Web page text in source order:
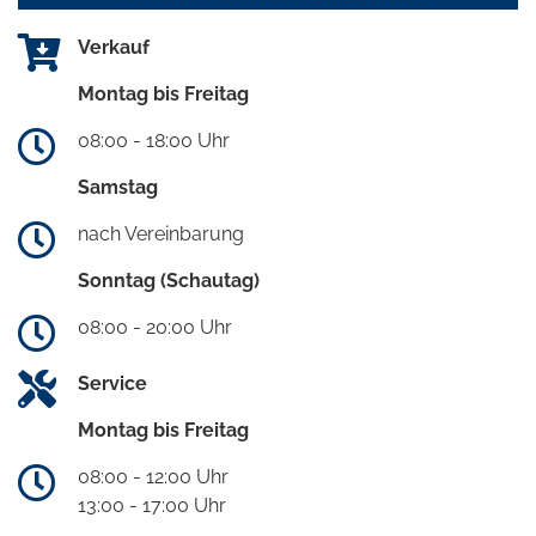
Verkauf
Montag bis Freitag
08:00 - 18:00 Uhr
Samstag
nach Vereinbarung
Sonntag (Schautag)
08:00 - 20:00 Uhr
Service
Montag bis Freitag
08:00 - 12:00 Uhr
13:00 - 17:00 Uhr